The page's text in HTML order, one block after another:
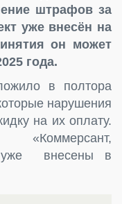
штрафов за
уже внесён на
он может
года.
в полтора
нарушения
на их оплату.
«Коммерсант,
уже внесены в